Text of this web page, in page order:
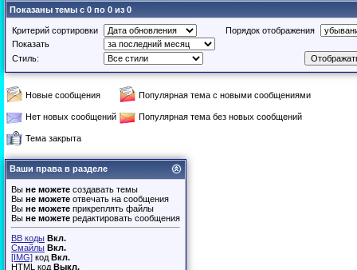
Показаны темы с 0 по 0 из 0
Критерий сортировки
Порядок отображения
Показать
Стиль:
Новые сообщения Популярная тема с новыми сообщениями
Нет новых сообщений Популярная тема без новых сообщений
Тема закрыта
Ваши права в разделе
Вы не можете создавать темы
Вы не можете отвечать на сообщения
Вы не можете прикреплять файлы
Вы не можете редактировать сообщения
BB коды Вкл.
Смайлы Вкл.
[IMG] код Вкл.
HTML код Выкл.